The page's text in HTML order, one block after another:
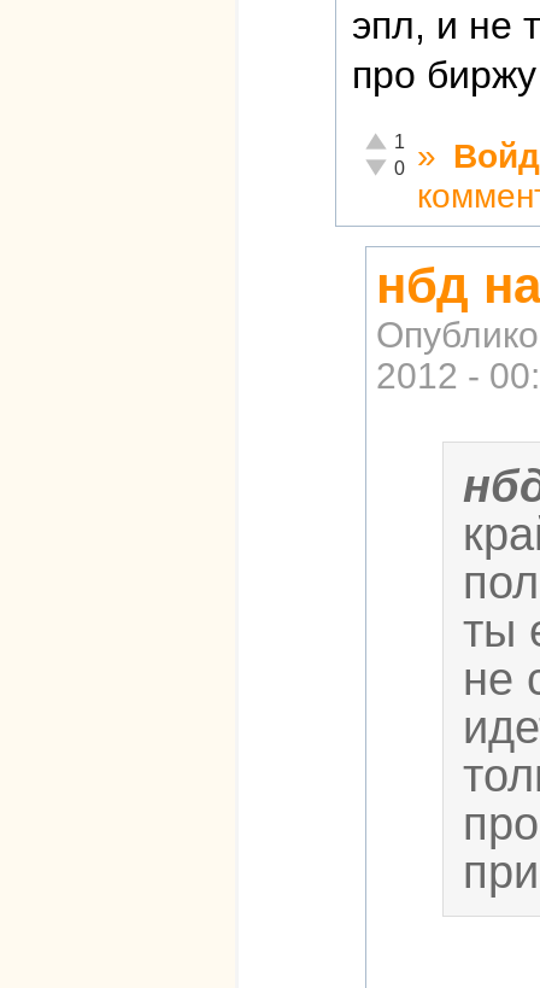
эпл, и не
про
Отлично!
1
Неадекватно!
0 »
нбд
2012 -
ты
не